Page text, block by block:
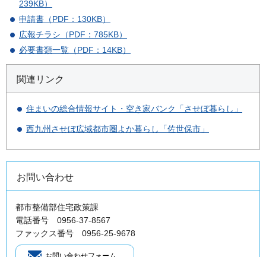
239KB）
申請書（PDF：130KB）
広報チラシ（PDF：785KB）
必要書類一覧（PDF：14KB）
関連リンク
住まいの総合情報サイト・空き家バンク「させぼ暮らし」
西九州させぼ広域都市圏よか暮らし「佐世保市」
お問い合わせ
都市整備部住宅政策課
電話番号 0956-37-8567
ファックス番号 0956-25-9678